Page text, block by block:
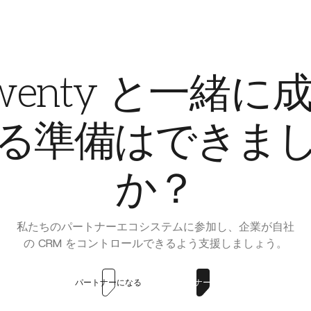
と一緒に
準備はできま
か？
私たちのパートナーエコシステムに参加し、企業が自社
の CRM をコントロールできるよう支援しましょう。
パートナーになる パートナーを探す